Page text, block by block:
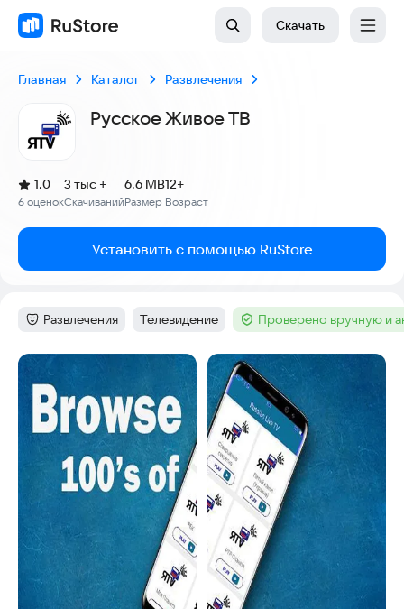
Скачать
Главная Каталог Развлечения
Русское Живое ТВ
Рейтинг:
1,0
(
6 оценок
)
Скачиваний
3 тыс +
Размер
6.6 MB
Возраст
12+
Установить с помощью RuStore
Категория:
Развлечения Тег:
Телевидение Тег :Проверено вручную и
Скриншоты